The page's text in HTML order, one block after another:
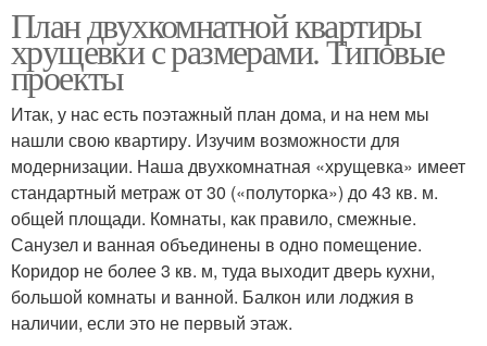
План двухкомнатной квартиры
хрущевки с размерами. Типовые
проекты
Итак, у нас есть поэтажный план дома, и на нем мы
нашли свою квартиру. Изучим возможности для
модернизации. Наша двухкомнатная «хрущевка» имеет
стандартный метраж от 30 («полуторка») до 43 кв. м.
общей площади. Комнаты, как правило, смежные.
Санузел и ванная объединены в одно помещение.
Коридор не более 3 кв. м, туда выходит дверь кухни,
большой комнаты и ванной. Балкон или лоджия в
наличии, если это не первый этаж.